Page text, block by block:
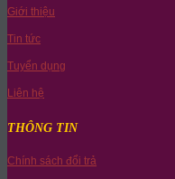
Giới thiệu
Tin tức
Tuyển dụng
Liên hệ
THÔNG TIN
Chính sách đổi trả